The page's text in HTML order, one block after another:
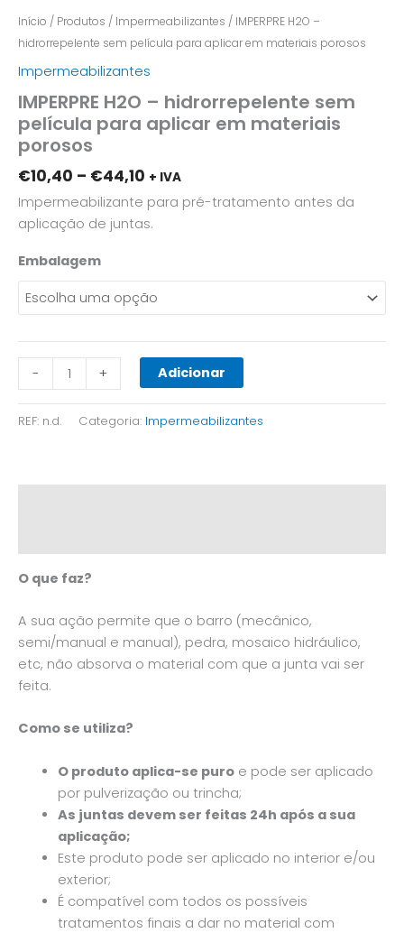
Início / Produtos / Impermeabilizantes / IMPERPRE H2O –
hidrorrepelente sem película para aplicar em materiais porosos
Impermeabilizantes
IMPERPRE H2O – hidrorrepelente sem
película para aplicar em materiais
porosos
€10,40 – €44,10 + IVA
Impermeabilizante para pré-tratamento antes da
aplicação de juntas.
Embalagem
- + Adicionar
REF: n.d. Categoria: Impermeabilizantes
O que faz?
A sua ação permite que o barro (mecânico,
semi/manual e manual), pedra, mosaico hidráulico,
etc, não absorva o material com que a junta vai ser
feita.
Como se utiliza?
O produto aplica-se puroe pode ser aplicado
por pulverização ou trincha;
As juntas devem ser feitas 24h após a sua
aplicação;
Este produto pode ser aplicado no interior e/ou
exterior;
É compatível com todos os possíveis
tratamentos finais a dar no material com